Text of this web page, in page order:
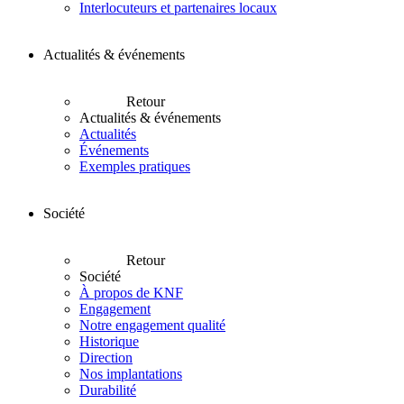
Interlocuteurs et partenaires locaux
Actualités & événements
Retour
Actualités & événements
Actualités
Événements
Exemples pratiques
Société
Retour
Société
À propos de KNF
Engagement
Notre engagement qualité
Historique
Direction
Nos implantations
Durabilité